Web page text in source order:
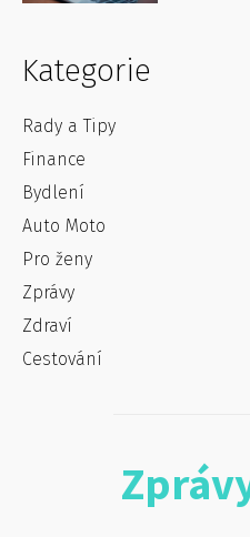
Kategorie
Rady a Tipy
Finance
Bydlení
Auto Moto
Pro ženy
Zprávy
Zdraví
Cestování